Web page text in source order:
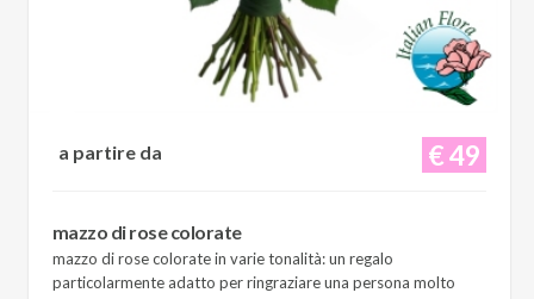
€ 49
a partire da
mazzo di rose colorate
mazzo di rose colorate in varie tonalità: un regalo
particolarmente adatto per ringraziare una persona molto